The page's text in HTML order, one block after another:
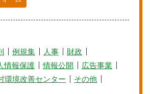
例規集 人事
財政
情報保護 情報公開
広告事業
環境改善センター その他